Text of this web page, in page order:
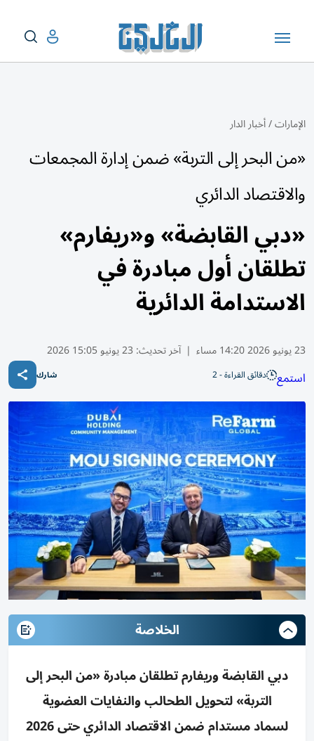
الإمارات/أخبار الدار
«من البحر إلى التربة» ضمن إدارة المجمعات
والاقتصاد الدائري
«دبي القابضة» و«ريفارم»
تطلقان أول مبادرة في
الاستدامة الدائرية
23 يونيو 2026 14:20 مساء | آخر تحديث: 23 يونيو 15:05 2026
استمع دقائق القراءة - 2 شارك
الخلاصة
دبي القابضة وريفارم تطلقان مبادرة «من البحر إلى
التربة» لتحويل الطحالب والنفايات العضوية
لسماد مستدام ضمن الاقتصاد الدائري حتى 2026